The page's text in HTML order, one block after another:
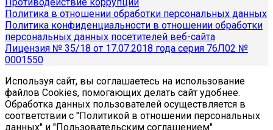
Политика в отношении обработки персональных данных
Политика конфиденциальности в отношении обработки
персональных данных посетителей веб-сайта
Лицензия № 35/18 от 17.07.2018 года серия 76Л02 №
0001550
Используя сайт, вы соглашаетесь на использование
файлов Cookies, помогающих делать сайт удобнее.
Обработка данных пользователей осуществляется в
соответствии с "Политикой в отношении персональных
данных" и "Пользовательским соглашением"